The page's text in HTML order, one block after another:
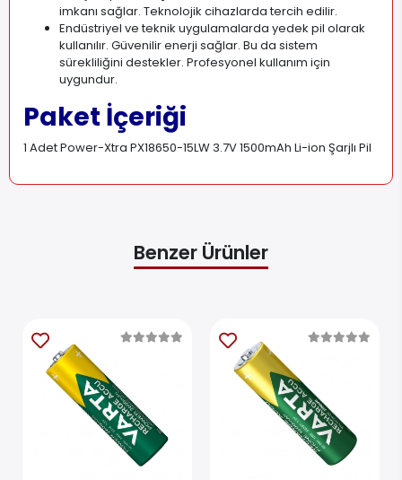
imkanı sağlar. Teknolojik cihazlarda tercih edilir.
Endüstriyel ve teknik uygulamalarda yedek pil olarak
kullanılır. Güvenilir enerji sağlar. Bu da sistem
sürekliliğini destekler. Profesyonel kullanım için
uygundur.
Paket İçeriği
1 Adet Power-Xtra PX18650-15LW 3.7V 1500mAh Li-ion Şarjlı Pil
Benzer Ürünler